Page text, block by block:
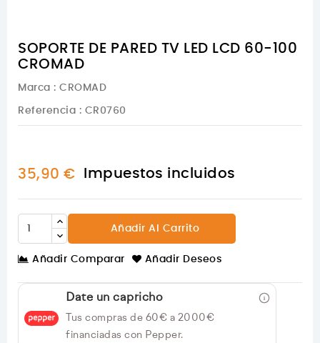
SOPORTE DE PARED TV LED LCD 60-100
CROMAD
Marca : CROMAD
Referencia : CR0760
35,90 € Impuestos incluidos
Añadir Al Carrito
Añadir Comparar Añadir Deseos
Date un capricho
Tus compras de 60€ a 2000€
financiadas con Pepper.